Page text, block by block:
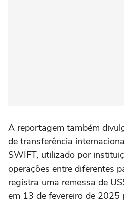
A reportagem também
de transferência
SWIFT, utilizado por
operações entre diferentes
registra uma remessa de
em 13 de fevereiro de 2025